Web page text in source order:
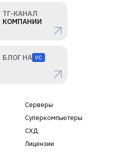
ТГ-КАНАЛ
КОМПАНИИ
БЛОГ НА VC
Серверы
Суперкомпьютеры
СХД
Лицензии